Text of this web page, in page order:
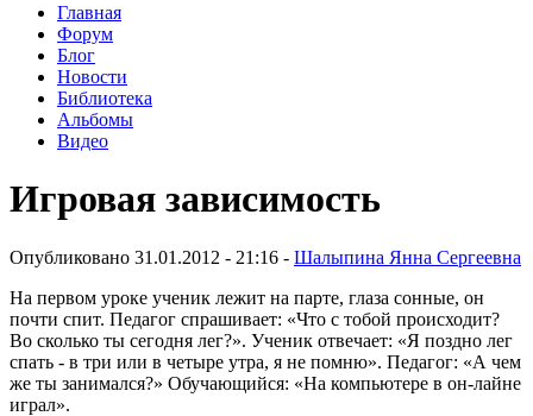
Главная
Форум
Блог
Новости
Библиотека
Альбомы
Видео
Игровая зависимость
Опубликовано 31.01.2012 - 21:16 - Шалыпина Янна Сергеевна
На первом уроке ученик лежит на парте, глаза сонные, он
почти спит. Педагог спрашивает: «Что с тобой происходит?
Во сколько ты сегодня лег?». Ученик отвечает: «Я поздно лег
спать - в три или в четыре утра, я не помню». Педагог: «А чем
же ты занимался?» Обучающийся: «На компьютере в он-лайне
играл».